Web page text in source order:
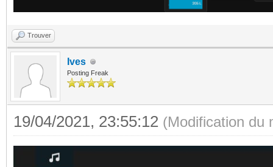
Trouver
Ives
Posting Freak
19/04/2021, 23:55:12 (Modification du